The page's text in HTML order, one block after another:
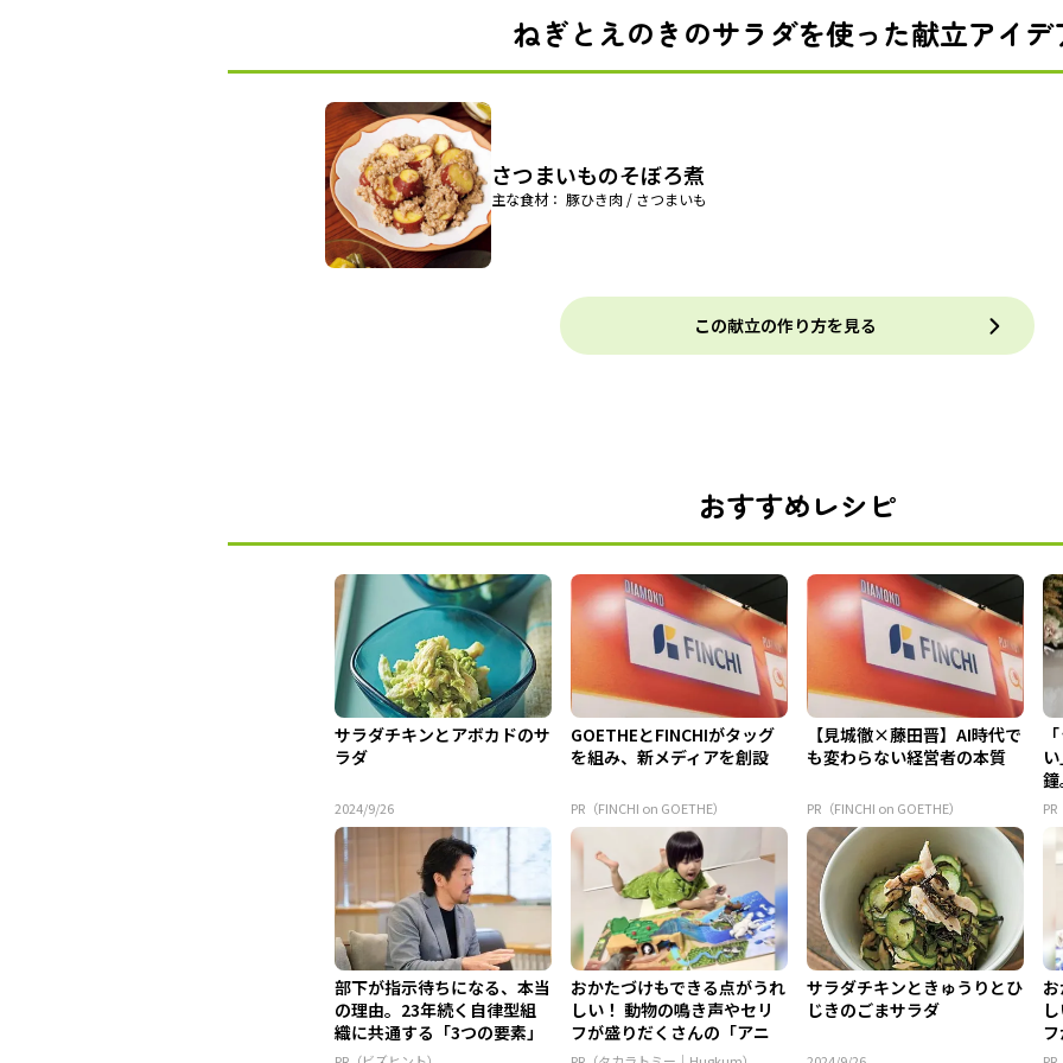
ねぎとえのきのサラダを使った献立アイデ
さつまいものそぼろ煮
主な食材： 豚ひき肉 / さつまいも
この献立の作り方を見る
おすすめレシピ
サラダチキンとアボカドのサ
ラダ
2024/9/26
GOETHEとFINCHIがタッグ
を組み、新メディアを創設
PR（FINCHI on GOETHE）
【見城徹×藤田晋】AI時代で
も変わらない経営者の本質
PR（FINCHI on GOETHE）
部下が指示待ちになる、本当
の理由。23年続く自律型組
織に共通する「3つの要素」
おかたづけもできる点がうれ
しい！ 動物の鳴き声やセリ
フが盛りだくさんの「アニ
ア ...
サラダチキンときゅうりとひ
じきのごまサラダ